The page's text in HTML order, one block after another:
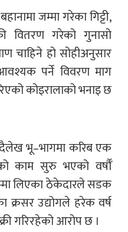
जम्मा गरेका गिट्टी,
वितरण गरेको गुनासो
चाहिने हो सोहीअनुसार
आवश्यक पर्ने विवरण माग
कोइरालाको भनाइ छ
दैलेख भू–भागमा करिब एक
काम सुरु भएको वर्षौँ
लिएका ठेकेदारले सडक
क्रसर उद्योगले हरेक वर्ष
गरिरहेको आरोप छ ।